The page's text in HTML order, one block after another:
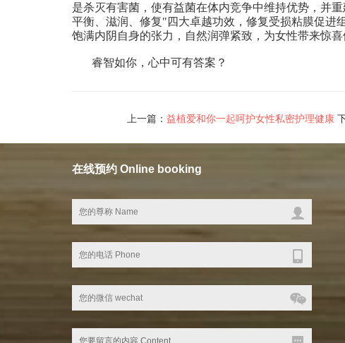
是杀灭有害菌，使有益菌在体内竞争中维持优势，并
平衡、滋润、修复"四大卓越功效，修复受损粘膜促进
饱满内阴自身的张力，自然润弹紧致，为女性带来惊喜
睿智如你，心中可有答案？
上一篇： 益植爱和你一起呵护女性私密护理健康
在线预约 Online booking